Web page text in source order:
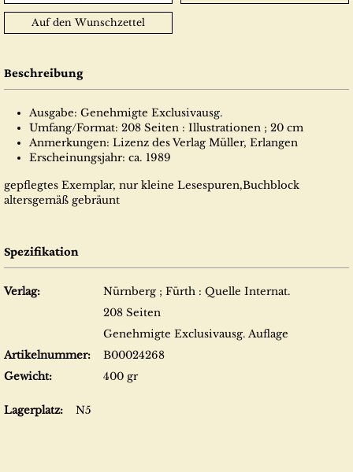
Auf den Wunschzettel
Beschreibung
Ausgabe: Genehmigte Exclusivausg.
Umfang/Format: 208 Seiten : Illustrationen ; 20 cm
Anmerkungen: Lizenz des Verlag Müller, Erlangen
Erscheinungsjahr: ca. 1989
gepflegtes Exemplar, nur kleine Lesespuren,Buchblock
altersgemäß gebräunt
Spezifikation
Verlag:
Nürnberg ; Fürth : Quelle Internat.
208 Seiten
Genehmigte Exclusivausg. Auflage
Artikelnummer:
B00024268
Gewicht:
400 gr
Lagerplatz: N5